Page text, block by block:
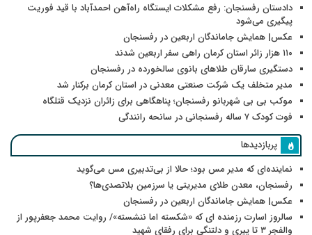
دادستان رفسنجان: رفع مشکلات ایستگاه راه‌آهن احمدآباد با قید فوریت
پیگیری می‌شود
عکس| همایش جاماندگان اربعین در رفسنجان
۱۱۰ هزار زائر استان کرمان راهی سفر اربعین شدند
دستگیری سارقان طلاهای بانوی سالخورده در رفسنجان
مدیر متخلف یک شرکت صنعتی معدنی در استان کرمان برکنار شد
موکب بی بی شهربانو رفسنجان؛ پناهگاهی برای زائران نزدیک قتلگاه
فوت کودک ۷ ساله رفسنجانی در سانحه رانندگی
پربازدیدها
نماینده‌ای که مدیر مس بود؛ حالا از بی‌تدبیری مس می‌گوید
رفسنجان، معدن طلای مدیریتی یا سرزمین بلاتصدی‌ها؟
عکس| همایش جاماندگان اربعین در رفسنجان
سالروز اسارت رزمنده ای که «شکسته اما ننشسته»/ روایت محمد جعفرپور از
والفجر ۳ تا پیری و دلتنگی برای رفقای شهید